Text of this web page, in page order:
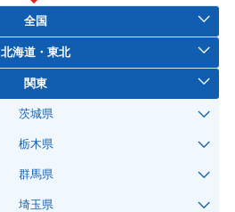
全国
北海道・東北
関東
茨城県
栃木県
群馬県
埼玉県